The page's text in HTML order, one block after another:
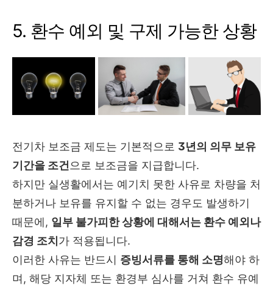
5. 환수 예외 및 구제 가능한 상황
전기차 보조금 제도는 기본적으로 3년의 의무 보유
기간을 조건 으로 보조금을 지급합니다.
하지만 실생활에서는 예기치 못한 사유로 차량을 처
분하거나 보유를 유지할 수 없는 경우도 발생하기
때문에, 일부 불가피한 상황에 대해서는 환수 예외나
감경 조치 가 적용됩니다.
이러한 사유는 반드시 증빙서류를 통해 소명해야 하
며, 해당 지자체 또는 환경부 심사를 거쳐 환수 유예